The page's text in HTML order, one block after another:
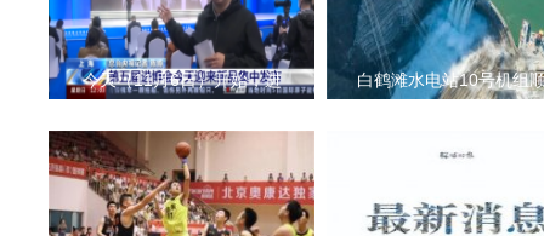
今天（11月6日）开始，进 白鹤滩水电站10号机组